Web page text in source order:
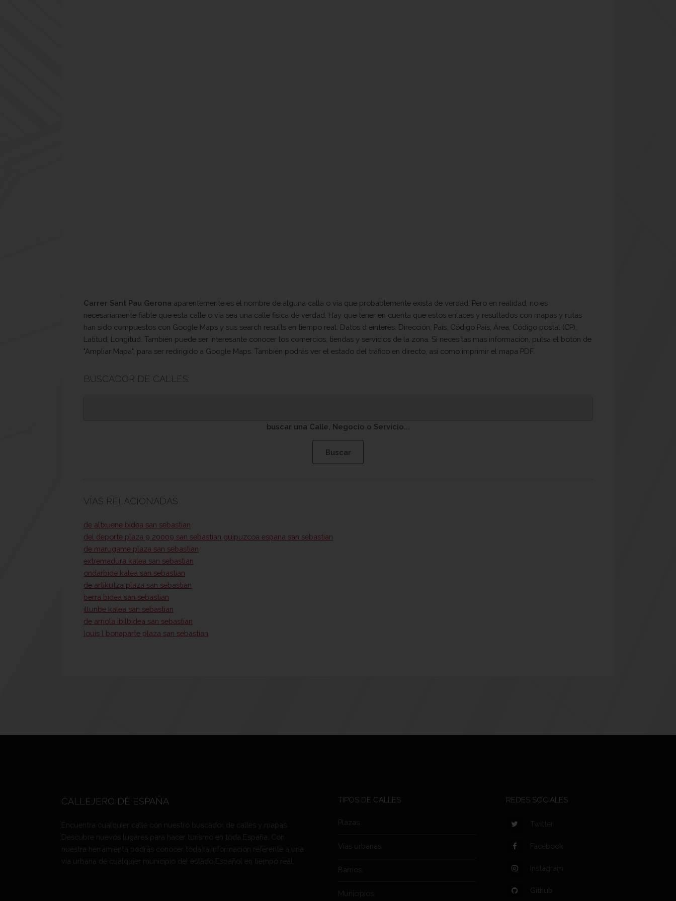
Carrer Sant Pau Gerona aparentemente es el nombre de alguna calla o vía que probablemente exista de verdad. Pero en realidad, no es
necesariamente fiable que esta calle o vía sea una calle fisica de verdad. Hay que tener en cuenta que estos enlaces y resultados con mapas y rutas
han sido compuestos con Google Maps y sus search results en tiempo real. Datos d einterés: Dirección, País, Código País, Área, Código postal (CP),
Latitud, Longitud. También puede ser interesante conocer los comercios, tiendas y servicios de la zona. Si necesitas mas información, pulsa el botón de
"Ampliar Mapa", para ser redirigido a Google Maps. También podrás ver el estado del tráfico en directo, así como imprimir el mapa PDF.
BUSCADOR DE CALLES:
buscar una Calle, Negocio o Servicio...
VÍAS RELACIONADAS
de altxuene bidea san sebastian
del deporte plaza 9 20009 san sebastian guipuzcoa espana san sebastian
de marugame plaza san sebastian
extremadura kalea san sebastian
ondarbide kalea san sebastian
de artikutza plaza san sebastian
berra bidea san sebastian
illunbe kalea san sebastian
de arriola ibilbidea san sebastian
louis l bonaparte plaza san sebastian
CALLEJERO DE ESPAÑA
Encuentra cualquier calle con nuestro buscador de calles y mapas.
Descubre nuevos lugares para hacer turismo en toda España. Con
nuestra herramienta podrás conocer toda la información referente a una
vía urbana de cualquier municipio del estado Español en tiempo real.
TIPOS DE CALLES
Plazas.
Vías urbanas.
Barrios.
Municipios.
REDES SOCIALES
Twitter
Facebook
Instagram
Github